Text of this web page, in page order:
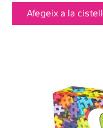
Afegeix a la